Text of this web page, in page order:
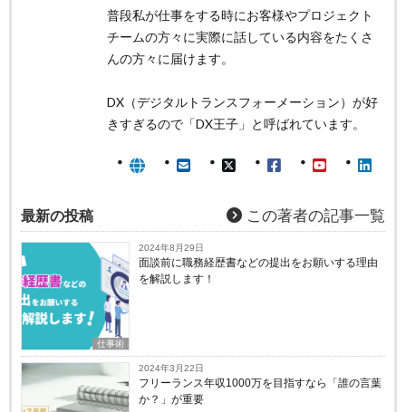
普段私が仕事をする時にお客様やプロジェクト
チームの方々に実際に話している内容をたくさ
んの方々に届けます。
DX（デジタルトランスフォーメーション）が好
きすぎるので「DX王子」と呼ばれています。
最新の投稿 この著者の記事一覧
仕事術
2024年8月29日
面談前に職務経歴書などの提出をお願いする理由
を解説します！
2024年3月22日
フリーランス年収1000万を目指すなら「誰の言葉
か？」が重要